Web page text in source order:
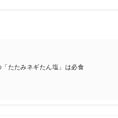
たたみネギたん塩」は必食